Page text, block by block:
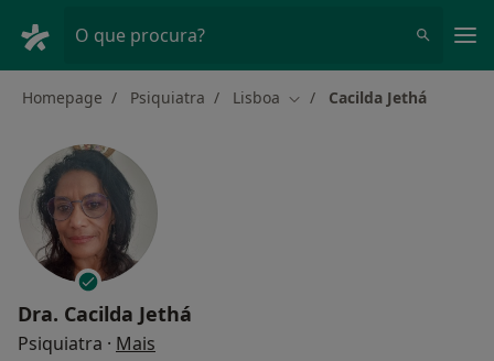
O que procura?
Homepage Psiquiatra Lisboa Mudar de cidade
Cacilda Jethá
Dra. Cacilda Jethá
Psiquiatra · Mais